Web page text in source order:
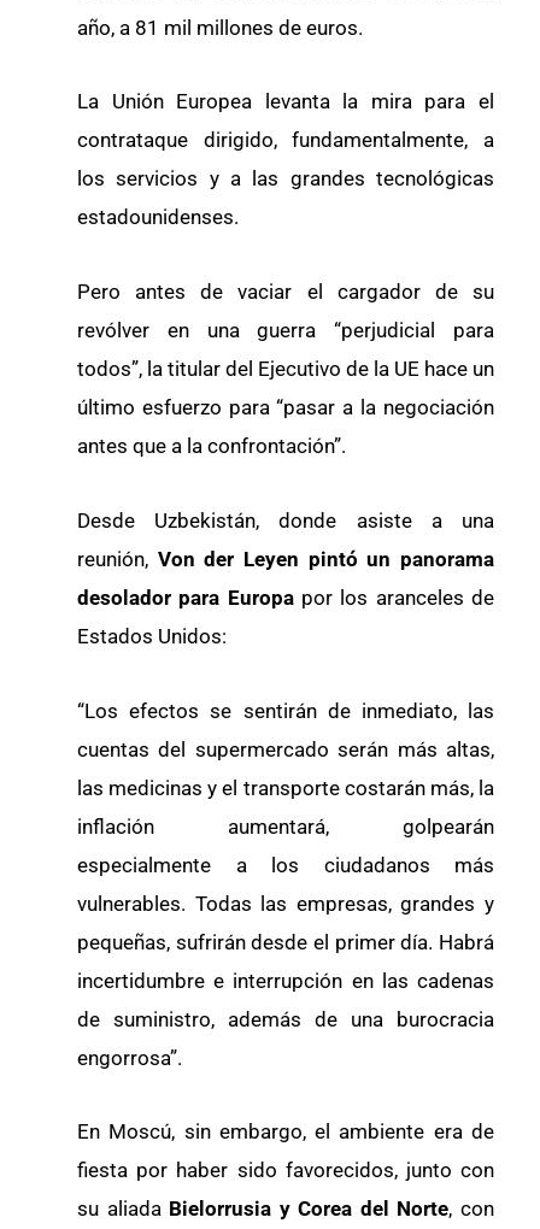
año, a 81 mil millones de euros.
La Unión Europea levanta la mira para el
contrataque dirigido, fundamentalmente, a
los servicios y a las grandes tecnológicas
estadounidenses.
Pero antes de vaciar el cargador de su
revólver en una guerra “perjudicial para
todos”, la titular del Ejecutivo de la UE hace un
último esfuerzo para “pasar a la negociación
antes que a la confrontación”.
Desde Uzbekistán, donde asiste a una
reunión, Von der Leyen pintó un panorama
desolador para Europapor los aranceles de
Estados Unidos:
“Los efectos se sentirán de inmediato, las
cuentas del supermercado serán más altas,
las medicinas y el transporte costarán más, la
inflación aumentará, golpearán
especialmente a los ciudadanos más
vulnerables. Todas las empresas, grandes y
pequeñas, sufrirán desde el primer día. Habrá
incertidumbre e interrupción en las cadenas
de suministro, además de una burocracia
engorrosa”.
En Moscú, sin embargo, el ambiente era de
fiesta por haber sido favorecidos, junto con
su aliada Bielorrusia y Corea del Norte, con